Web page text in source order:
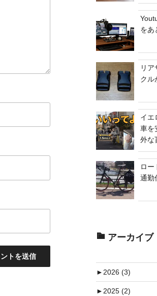
をあ
リ
クル
イエ
車を
外な
ロー
通勤
アーカイブ
►2026 (3)
►2025 (2)